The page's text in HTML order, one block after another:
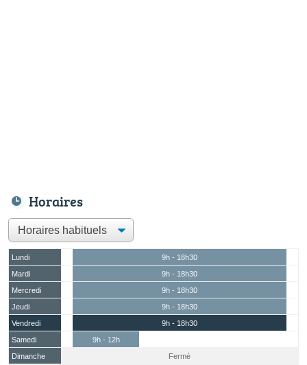
Horaires
Lundi
9h - 18h30
Mardi
9h - 18h30
Mercredi
9h - 18h30
Jeudi
9h - 18h30
Vendredi
9h - 18h30
Samedi
9h - 12h
Dimanche
Fermé